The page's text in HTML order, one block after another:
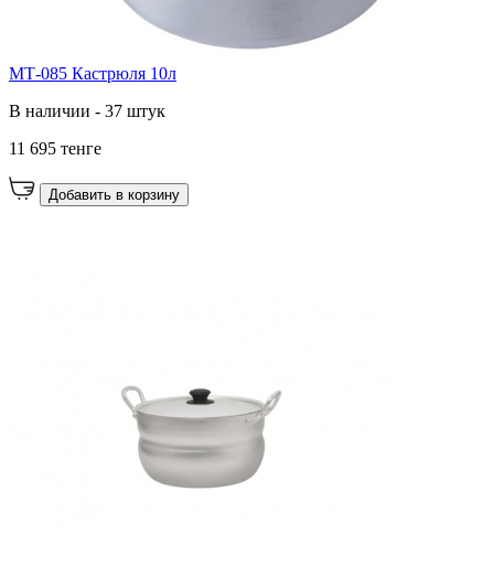
МТ-085 Кастрюля 10л
В наличии - 37 штук
11 695 тенге
Добавить в корзину